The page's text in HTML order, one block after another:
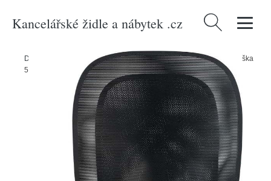
Kancelářské židle a nábytek .cz Vyhledávání
Domů > Svítidla > Stolní lampy/Černá stolní lampa (výška
54 cm) Mai – Zuiver